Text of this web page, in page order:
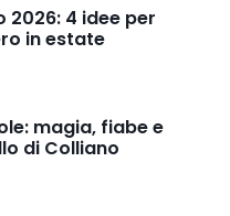
2026: 4 idee per
in estate
magia, fiabe e
di Colliano